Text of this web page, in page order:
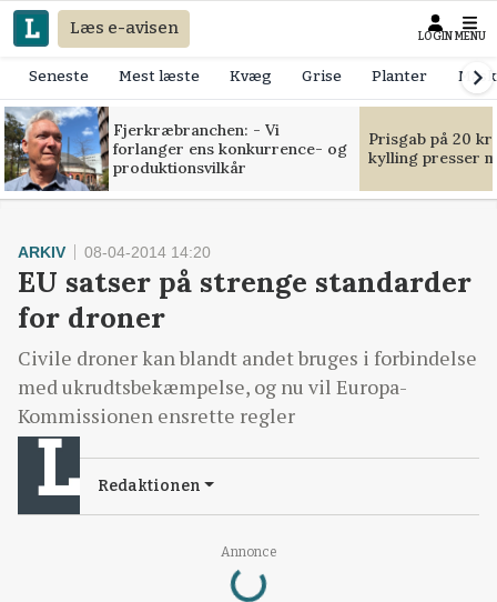
Læs e-avisen LOGIN MENU
Seneste Mest læste Kvæg Grise Planter
Fjerkræbranchen: - Vi
forlanger ens konkurrence- og
produktionsvilkår
Prisgab på 20
kylling presser
Annonce
Loading...
ARKIV 08-04-2014 14:20
EU satser på strenge standarder
for droner
Civile droner kan blandt andet bruges i forbindelse
med ukrudtsbekæmpelse, og nu vil Europa-
Kommissionen ensrette regler
Redaktionen